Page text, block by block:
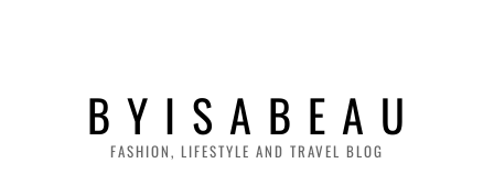
B Y I S A B E A U
FASHION, LIFESTYLE AND TRAVEL BLOG